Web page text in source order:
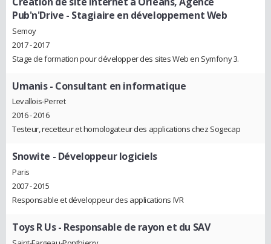
Pub'n'Drive - Stagiaire en développement Web
Semoy
2017 - 2017
Stage de formation pour développer des sites Web en Symfony 3.
Umanis- Consultant en informatique
Levallois-Perret
2016 - 2016
Testeur, recetteur et homologateur des applications chez Sogecap
Snowite - Développeur logiciels
Paris
2007 - 2015
Responsable et développeur des applications IVR
Toys R Us- Responsable de rayon et du SAV